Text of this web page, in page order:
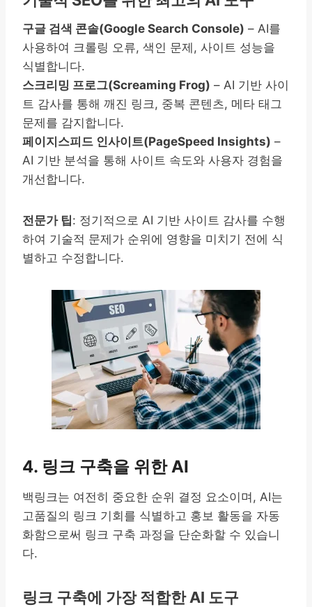
구글 검색 콘솔(Google Search Console) – AI를
사용하여 크롤링 오류, 색인 문제, 사이트 성능을
식별합니다.
스크리밍 프로그(Screaming Frog) – AI 기반 사이
트 감사를 통해 깨진 링크, 중복 콘텐츠, 메타 태그
문제를 감지합니다.
페이지스피드 인사이트(PageSpeed Insights) –
AI 기반 분석을 통해 사이트 속도와 사용자 경험을
개선합니다.
전문가 팁: 정기적으로 AI 기반 사이트 감사를 수행
하여 기술적 문제가 순위에 영향을 미치기 전에 식
별하고 수정합니다.
4. 링크 구축을 위한 AI
백링크는 여전히 중요한 순위 결정 요소이며, AI는
고품질의 링크 기회를 식별하고 홍보 활동을 자동
화함으로써 링크 구축 과정을 단순화할 수 있습니
다.
링크 구축에 가장 적합한 AI 도구